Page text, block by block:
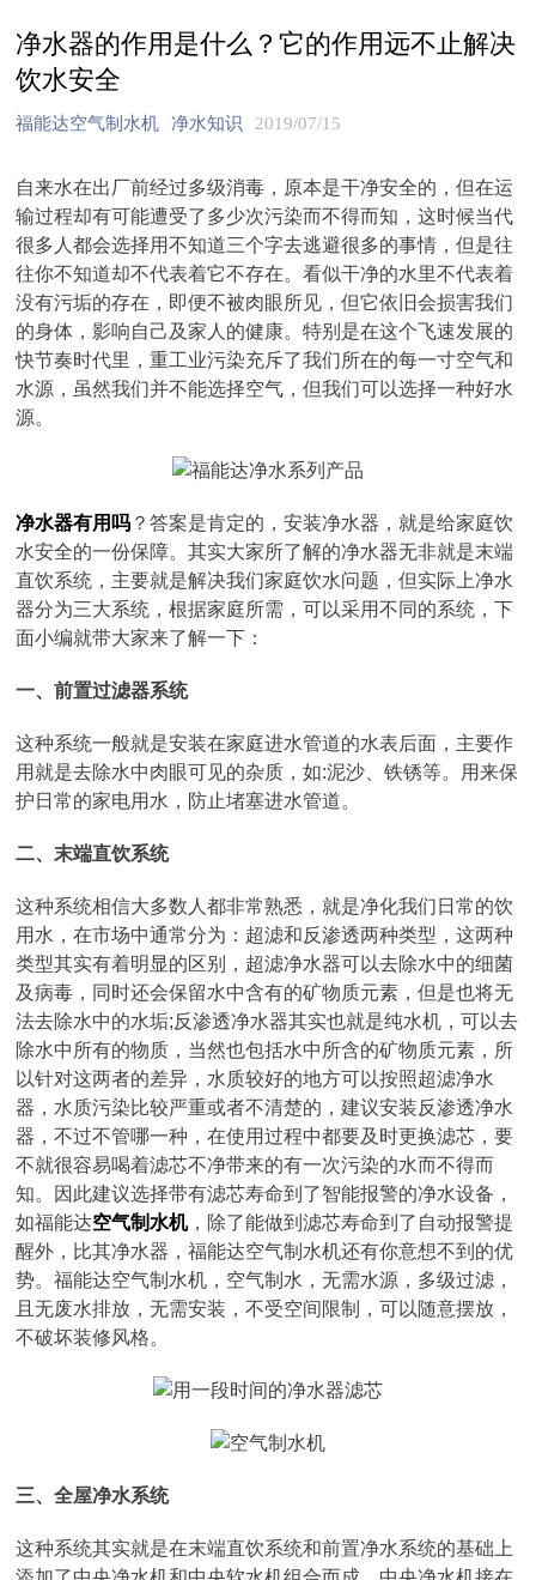
净水器的作用是什么？它的作用远不止解决
饮水安全
福能达空气制水机 净水知识 2019/07/15
自来水在出厂前经过多级消毒，原本是干净安全的，但在运
输过程却有可能遭受了多少次污染而不得而知，这时候当代
很多人都会选择用不知道三个字去逃避很多的事情，但是往
往你不知道却不代表着它不存在。看似干净的水里不代表着
没有污垢的存在，即便不被肉眼所见，但它依旧会损害我们
的身体，影响自己及家人的健康。特别是在这个飞速发展的
快节奏时代里，重工业污染充斥了我们所在的每一寸空气和
水源，虽然我们并不能选择空气，但我们可以选择一种好水
源。
净水器有用吗 ？答案是肯定的，安装净水器，就是给家庭饮
水安全的一份保障。其实大家所了解的净水器无非就是末端
直饮系统，主要就是解决我们家庭饮水问题，但实际上净水
器分为三大系统，根据家庭所需，可以采用不同的系统，下
面小编就带大家来了解一下：
一、前置过滤器系统
这种系统一般就是安装在家庭进水管道的水表后面，主要作
用就是去除水中肉眼可见的杂质，如:泥沙、铁锈等。用来保
护日常的家电用水，防止堵塞进水管道。
二、末端直饮系统
这种系统相信大多数人都非常熟悉，就是净化我们日常的饮
用水，在市场中通常分为：超滤和反渗透两种类型，这两种
类型其实有着明显的区别，超滤净水器可以去除水中的细菌
及病毒，同时还会保留水中含有的矿物质元素，但是也将无
法去除水中的水垢;反渗透净水器其实也就是纯水机，可以去
除水中所有的物质，当然也包括水中所含的矿物质元素，所
以针对这两者的差异，水质较好的地方可以按照超滤净水
器，水质污染比较严重或者不清楚的，建议安装反渗透净水
器，不过不管哪一种，在使用过程中都要及时更换滤芯，要
不就很容易喝着滤芯不净带来的有一次污染的水而不得而
知。因此建议选择带有滤芯寿命到了智能报警的净水设备，
如福能达空气制水机，除了能做到滤芯寿命到了自动报警提
醒外，比其净水器，福能达空气制水机还有你意想不到的优
势。福能达空气制水机，空气制水，无需水源，多级过滤，
且无废水排放，无需安装，不受空间限制，可以随意摆放，
不破坏装修风格。
三、全屋净水系统
这种系统其实就是在末端直饮系统和前置净水系统的基础上